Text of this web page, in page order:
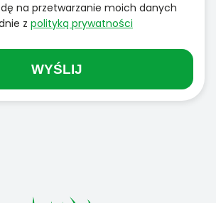
na przetwarzanie moich danych
z polityką prywatności
WYŚLIJ